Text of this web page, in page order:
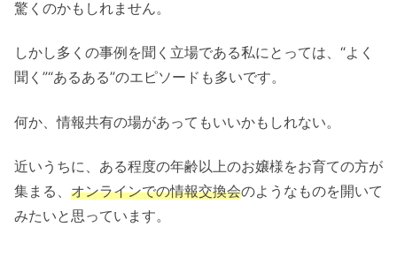
驚くのかもしれません。
しかし多くの事例を聞く立場である私にとっては、“よく
聞く”“あるある”のエピソードも多いです。
何か、情報共有の場があってもいいかもしれない。
近いうちに、ある程度の年齢以上のお嬢様をお育ての方が
集まる、 オンラインでの情報交換会のようなものを開いて
みたいと思っています。